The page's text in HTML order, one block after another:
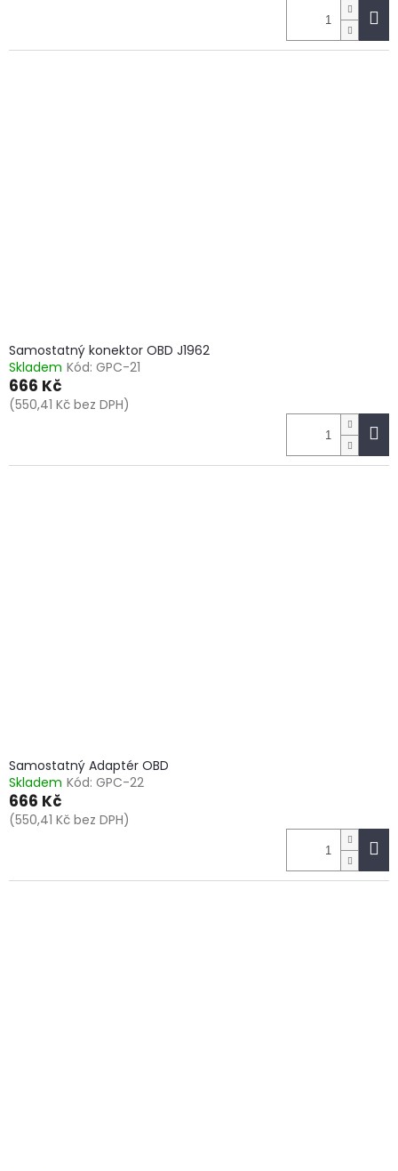
Samostatný konektor OBD J1962
Skladem Kód: GPC-21
666 Kč
(550,41 Kč bez DPH)
Samostatný Adaptér OBD
Skladem Kód: GPC-22
666 Kč
(550,41 Kč bez DPH)